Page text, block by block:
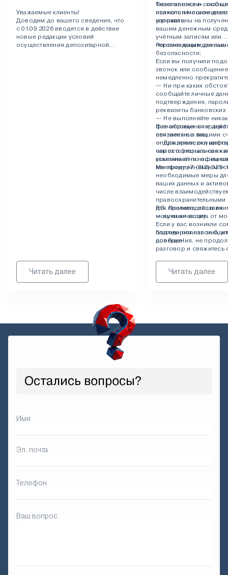
Уважаемые клиенты!
Доводим до вашего сведения, что
с 01.09.2026 вводятся в действие
новые редакции условий
осуществления депозитарной
Читать далее
безопасности»,
психологическое
угрожать.
Такие звонки и
являются
направлены на
вашим денежным
учётным записям или
персональным данным.
Рекомендации для
безопасности:
Если вы получили
звонок или
немедленно
— Ни при каких
сообщайте личные
подтверждения,
реквизиты банковских
— Не выполняйте
финансовых операций
неизвестных лиц.
— Для проверки
самостоятельно
компанией по
телефону +7 (812) 329-
Все обращения и
связанные с вашими
операциями,
через официальные
указанные на нашем
Мы предпринимаем
необходимые меры
ваших данных и
числе
правоохранительными
для противодействия
мошенничеству.
Благодарим вас за
доверие!
P.S. Помните: ваша
— лучшая защита от
Если у вас возникли
подлинности звонка
сообщения, не
разговор и свяжитесь
Читать далее
Остались вопросы?
Имя
Эл. почта
Телефон
Ваш вопрос